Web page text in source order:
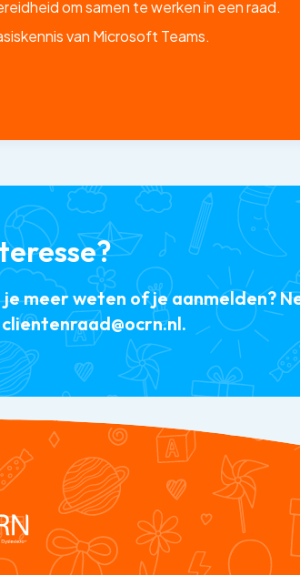
om samen te werken in een raad.
van Microsoft Teams.
je meer weten of je aanmelden?